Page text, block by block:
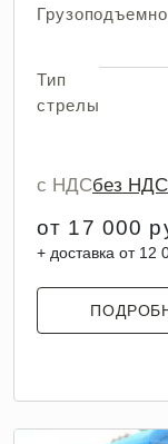
Тип
стрелы
с НДСбез НДС
от 17 000
+ доставка от 12